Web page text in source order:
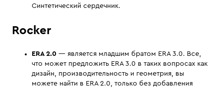
Синтетический сердечник.
Rocker
ERA 2.0 — является младшим братом ERA 3.0. Все,
что может предложить ERA 3.0 в таких вопросах как
дизайн, производительность и геометрия, вы
можете найти в ERA 2.0, только без добавления